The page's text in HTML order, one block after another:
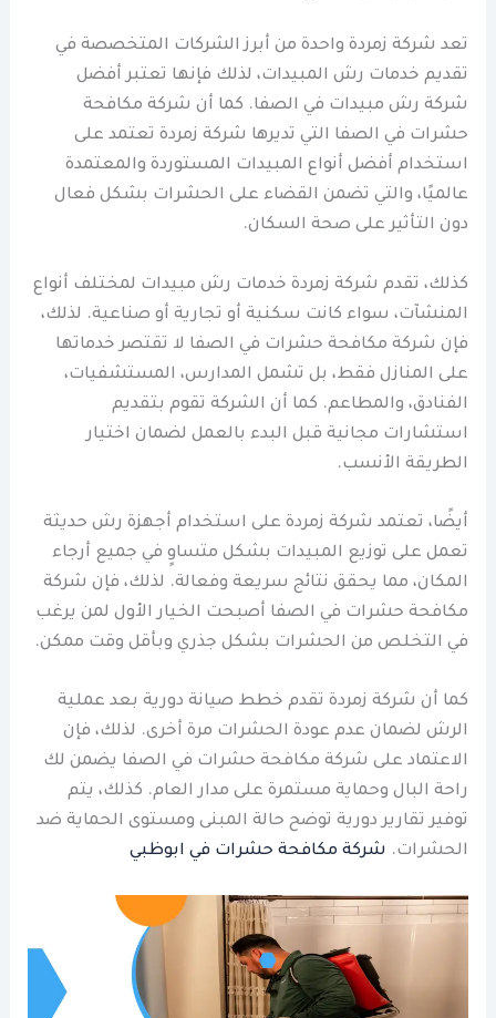
تعد شركة زمردة واحدة من أبرز الشركات المتخصصة في
تقديم خدمات رش المبيدات، لذلك فإنها تعتبر أفضل
شركة رش مبيدات في الصفا. كما أن شركة مكافحة
حشرات في الصفا التي تديرها شركة زمردة تعتمد على
استخدام أفضل أنواع المبيدات المستوردة والمعتمدة
عالميًا، والتي تضمن القضاء على الحشرات بشكل فعال
دون التأثير على صحة السكان.
كذلك، تقدم شركة زمردة خدمات رش مبيدات لمختلف أنواع
المنشآت، سواء كانت سكنية أو تجارية أو صناعية. لذلك،
فإن شركة مكافحة حشرات في الصفا لا تقتصر خدماتها
على المنازل فقط، بل تشمل المدارس، المستشفيات،
الفنادق، والمطاعم. كما أن الشركة تقوم بتقديم
استشارات مجانية قبل البدء بالعمل لضمان اختيار
الطريقة الأنسب.
أيضًا، تعتمد شركة زمردة على استخدام أجهزة رش حديثة
تعمل على توزيع المبيدات بشكل متساوٍ في جميع أرجاء
المكان، مما يحقق نتائج سريعة وفعالة. لذلك، فإن شركة
مكافحة حشرات في الصفا أصبحت الخيار الأول لمن يرغب
في التخلص من الحشرات بشكل جذري وبأقل وقت ممكن.
كما أن شركة زمردة تقدم خطط صيانة دورية بعد عملية
الرش لضمان عدم عودة الحشرات مرة أخرى. لذلك، فإن
الاعتماد على شركة مكافحة حشرات في الصفا يضمن لك
راحة البال وحماية مستمرة على مدار العام. كذلك، يتم
توفير تقارير دورية توضح حالة المبنى ومستوى الحماية ضد
الحشرات. شركة مكافحة حشرات في ابوظبي